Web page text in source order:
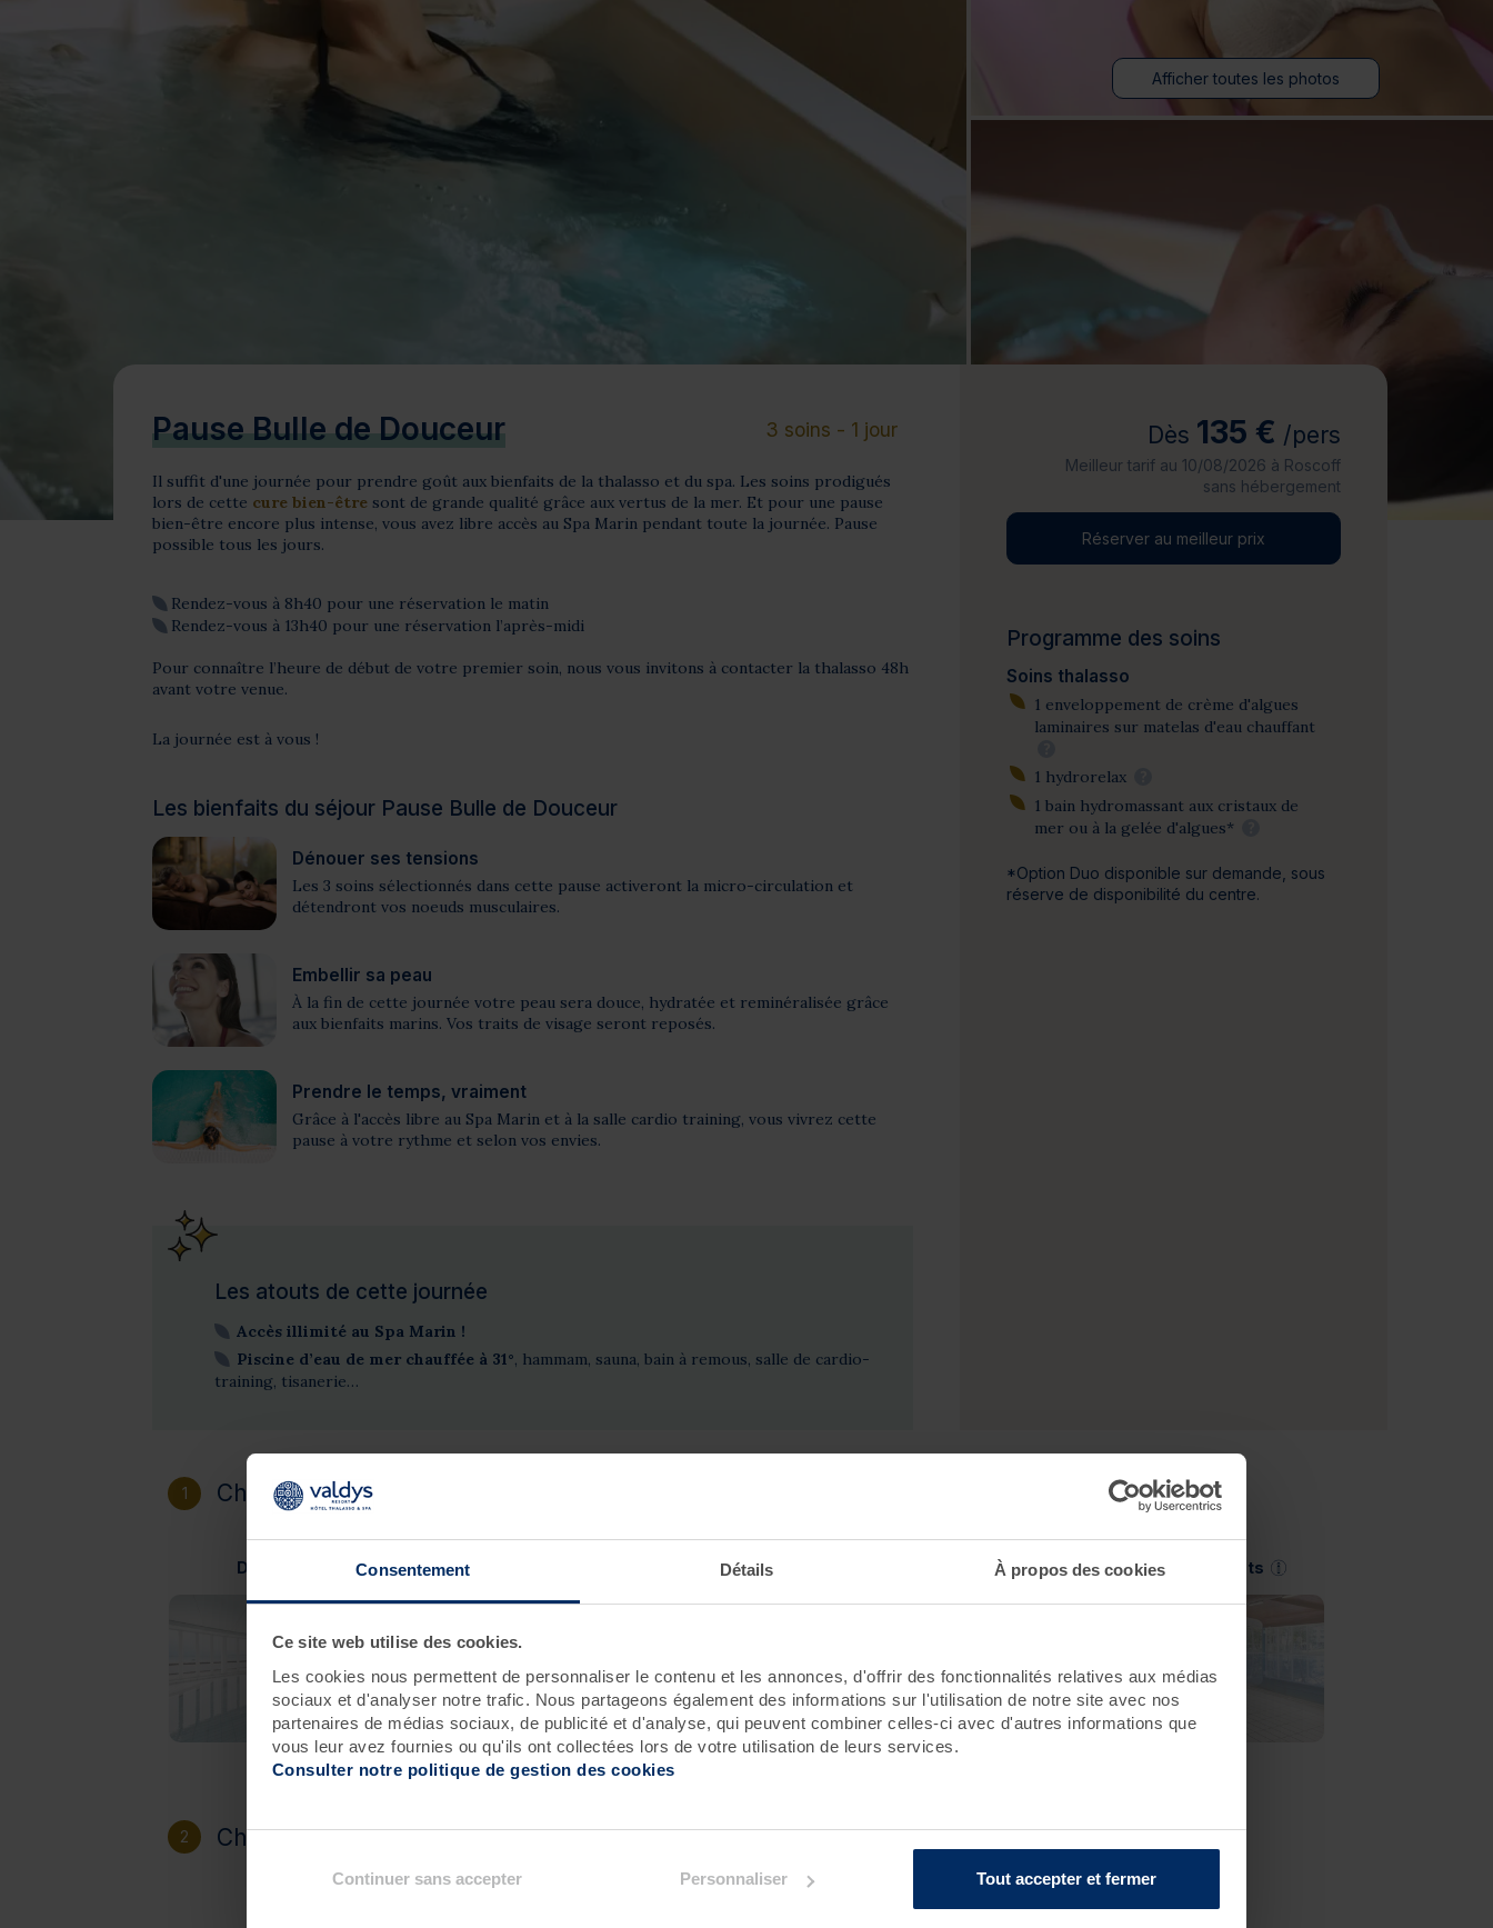
Consentement Détails À propos des cookies
Ce site web utilise des cookies.
Les cookies nous permettent de personnaliser le contenu et les annonces, d'offrir des fonctionnalités relatives aux médias
sociaux et d'analyser notre trafic. Nous partageons également des informations sur l'utilisation de notre site avec nos
partenaires de médias sociaux, de publicité et d'analyse, qui peuvent combiner celles-ci avec d'autres informations que
vous leur avez fournies ou qu'ils ont collectées lors de votre utilisation de leurs services.
Consulter notre politique de gestion des cookies
Continuer sans accepter Personnaliser Tout accepter et fermer
Mini-cure 3 à 5 jours
Afficher toutes les photos
Pause Bulle de Douceur 3 soins - 1 jour
Il suffit d'une journée pour prendre goût aux bienfaits de la thalasso et du spa. Les soins prodigués
lors de cette cure bien-être sont de grande qualité grâce aux vertus de la mer. Et pour une pause
bien-être encore plus intense, vous avez libre accès au Spa Marin pendant toute la journée. Pause
possible tous les jours.
Rendez-vous à 8h40 pour une réservation le matin
Rendez-vous à 13h40 pour une réservation l’après-midi
Pour connaître l’heure de début de votre premier soin, nous vous invitons à contacter la thalasso 48h
avant votre venue.
La journée est à vous !
Les bienfaits du séjour Pause Bulle de Douceur
Dénouer ses tensions
Les 3 soins sélectionnés dans cette pause activeront la micro-circulation et
détendront vos noeuds musculaires.
Embellir sa peau
À la fin de cette journée votre peau sera douce, hydratée et reminéralisée grâce
aux bienfaits marins. Vos traits de visage seront reposés.
Prendre le temps, vraiment
Grâce à l'accès libre au Spa Marin et à la salle cardio training, vous vivrez cette
pause à votre rythme et selon vos envies.
Les atouts de cette journée
Accès illimité au Spa Marin !
Piscine d’eau de mer chauffée à 31°, hammam, sauna, bain à remous, salle de cardio-
training, tisanerie…
Dès 135 € /pers
Meilleur tarif au 10/08/2026 à Roscoff
sans hébergement
Réserver au meilleur prix
Programme des soins
Soins thalasso
1 enveloppement de crème d'algues
laminaires sur matelas d'eau chauffant
1 hydrorelax
1 bain hydromassant aux cristaux de
mer ou à la gelée d'algues*
*Option Duo disponible sur demande, sous
réserve de disponibilité du centre.
1 Choisissez votre destination :
Douarnenez Pornichet - Baie de La Baule Saint-Jean-de-Monts
2 Choisissez votre hébergement :